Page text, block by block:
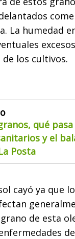
La humedad
los cultivos.
qué
y el
Posta
cayó ya que
de esta